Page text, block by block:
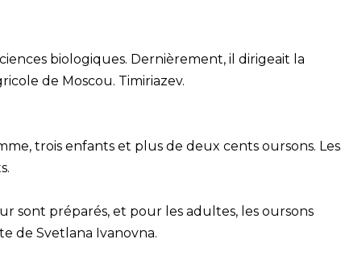
biologiques. Dernièrement, il dirigeait la
de Moscou. Timiriazev.
trois enfants et plus de deux cents oursons. Les
sont préparés, et pour les adultes, les oursons
de Svetlana Ivanovna.